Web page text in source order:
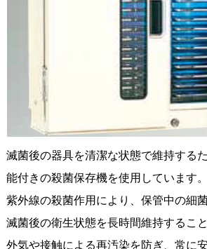
滅菌後の器具を清潔な状態で維持する
能付きの殺菌保存機を使用しています。
紫外線の殺菌作用により、保管中の細
滅菌後の衛生状態を長時間維持するこ
外気や接触による再汚染を防ぎ、常に